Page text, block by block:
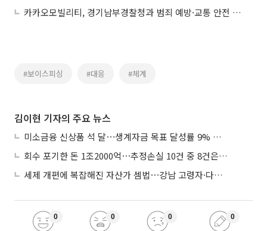
카카오모빌리티, 경기남부경찰청과 범죄 예방·교통 안전 캠페인
#보이스피싱 #대응 #체계
김이현 기자의 주요 뉴스
미소금융 신상품 석 달⋯생계자금 목표 달성률 9% 그쳐
회수 포기한 돈 1조2000억⋯추정손실 10건 중 8건은 기업대출
세제 개편에 복잡해진 자산가 셈법⋯강남 고령자·다주택자 ‘자산재편 고심’
0 0 0 0